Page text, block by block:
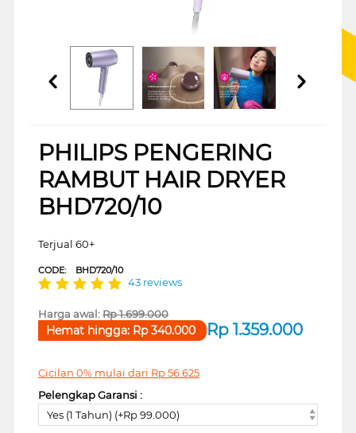
PHILIPS PENGERING
RAMBUT HAIR DRYER
BHD720/10
Terjual 60+
CODE: BHD720/10
43 reviews
Harga awal:Rp1.699.000
Rp 1.359.000
Hemat hingga: Rp340.000
Cicilan 0% mulai dari Rp56.625
Pelengkap Garansi :
Yes (1 Tahun) (+Rp 99.000)